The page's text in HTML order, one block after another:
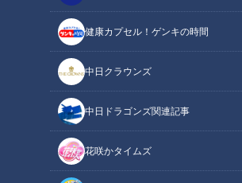
健康カプセル！ゲンキの時間
中日クラウンズ
中日ドラゴンズ関連記事
花咲かタイムズ